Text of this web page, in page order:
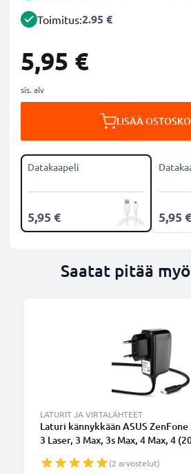
Toimitus:2.95 €
5,95 €
sis. alv
LISÄÄ
Datakaapeli
5,95 € 5,95 €
Saatat pitää
LATURIT JA VIRTALÄHTEET
Laturi kännykkään ASUS ZenFone
3 Laser, 3 Max, 3s Max, 4 Max, 4
(2 arvostelut)